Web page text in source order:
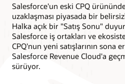
Salesforce'un eski CPQ
uzaklaşması piyasada bir
Halka açık bir "Satış Sonu"
Salesforce iş ortakları ve
CPQ'nun yeni satışlarının sona
Salesforce Revenue Cloud'a
sürüyor.